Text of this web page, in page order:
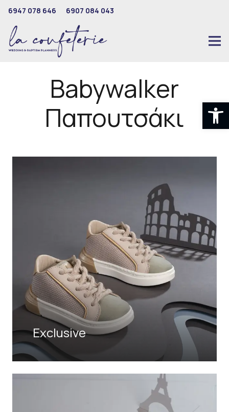
6947 078 646 6907 084 043
Babywalker
Παπουτσάκι
Exclusive